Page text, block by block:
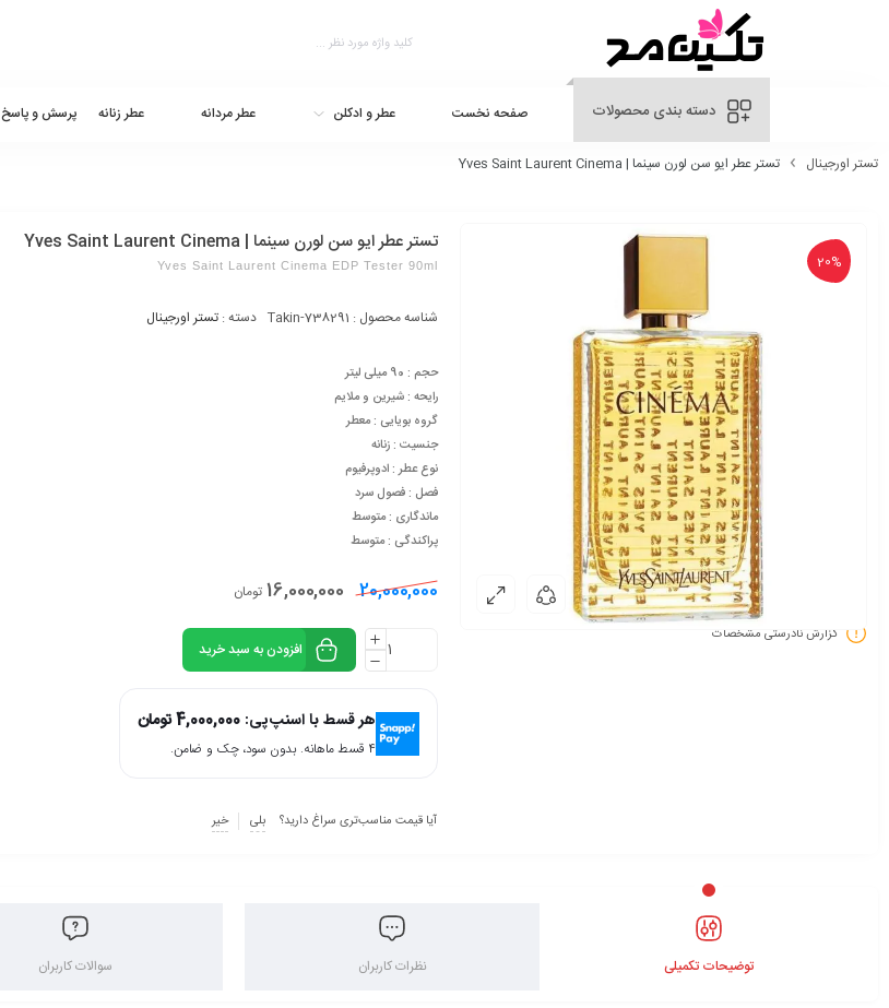
دسته بندی محصولات صفحه نخست عطر و ادکلن عطر مردانه عطر زنانه پرسش و پاسخ
تستر اورجینال تستر عطر ایو سن لورن سینما | Yves Saint Laurent Cinema
20%
گزارش نادرستی مشخصات
تستر عطر ایو سن لورن سینما | Yves Saint Laurent Cinema
Yves Saint Laurent Cinema EDP Tester 90ml
شناسه محصول : Takin-738291 دسته :تستر اورجینال
حجم : 90 میلی لیتر
رایحه : شیرین و ملایم
گروه بویایی : معطر
جنسیت : زنانه
نوع عطر : ادوپرفیوم
فصل : فصول سرد
ماندگاری : متوسط
پراکندگی : متوسط
20,000,000
16,000,000 تومان
افزودن به سبد خرید
هر قسط با اسنپ‌پی:4,000,000تومان
۴ قسط ماهانه. بدون سود، چک و ضامن.
آیا قیمت مناسب‌تری سراغ دارید؟ بلی خیر
توضیحات تکمیلی نظرات کاربران سوالات کاربران